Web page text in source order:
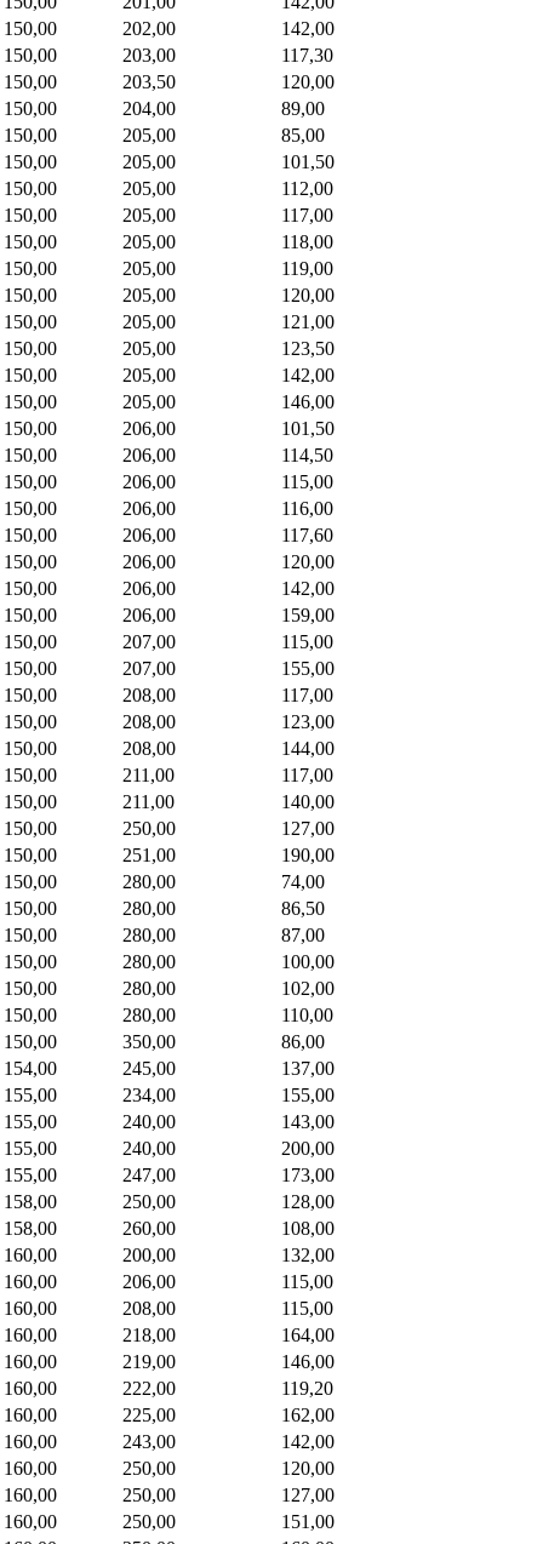
150,00
202,00
142,00
150,00
203,00
117,30
150,00
203,50
120,00
150,00
204,00
89,00
150,00
205,00
85,00
150,00
205,00
101,50
150,00
205,00
112,00
150,00
205,00
117,00
150,00
205,00
118,00
150,00
205,00
119,00
150,00
205,00
120,00
150,00
205,00
121,00
150,00
205,00
123,50
150,00
205,00
142,00
150,00
205,00
146,00
150,00
206,00
101,50
150,00
206,00
114,50
150,00
206,00
115,00
150,00
206,00
116,00
150,00
206,00
117,60
150,00
206,00
120,00
150,00
206,00
142,00
150,00
206,00
159,00
150,00
207,00
115,00
150,00
207,00
155,00
150,00
208,00
117,00
150,00
208,00
123,00
150,00
208,00
144,00
150,00
211,00
117,00
150,00
211,00
140,00
150,00
250,00
127,00
150,00
251,00
190,00
150,00
280,00
74,00
150,00
280,00
86,50
150,00
280,00
87,00
150,00
280,00
100,00
150,00
280,00
102,00
150,00
280,00
110,00
150,00
350,00
86,00
154,00
245,00
137,00
155,00
234,00
155,00
155,00
240,00
143,00
155,00
240,00
200,00
155,00
247,00
173,00
158,00
250,00
128,00
158,00
260,00
108,00
160,00
200,00
132,00
160,00
206,00
115,00
160,00
208,00
115,00
160,00
218,00
164,00
160,00
219,00
146,00
160,00
222,00
119,20
160,00
225,00
162,00
160,00
243,00
142,00
160,00
250,00
120,00
160,00
250,00
127,00
160,00
250,00
151,00